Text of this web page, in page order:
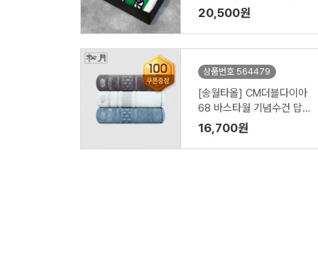
물세트(비치1+테니스공 2)
20,500원
상품번호 564479
[송월타올] CM더블다이아
68 바스타월 기념수건 답례
품
16,700원